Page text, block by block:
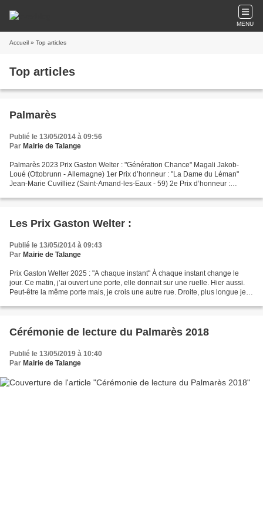
MENU
Accueil » Top articles
Top articles
Palmarès
Publié le 13/05/2014 à 09:56
Par Mairie de Talange
Palmarès 2023 Prix Gaston Welter : "Génération Chance" Magali Jakob-
Loué (Ottobrunn - Allemagne) 1er Prix d’honneur : "La Dame du Léman"
Jean-Marie Cuvilliez (Saint-Amand-les-Eaux - 59) 2e Prix d’honneur :
Les Prix Gaston Welter :
Publié le 13/05/2014 à 09:43
Par Mairie de Talange
Prix Gaston Welter 2025 : "A chaque instant" À chaque instant change le
jour. Ce matin, j’ai ouvert une porte, elle donnait sur une ruelle. Hier aussi.
Peut-être la même porte mais, je crois une autre rue. Droite, plus longue je
Cérémonie de lecture du Palmarès 2018
Publié le 13/05/2019 à 10:40
Par Mairie de Talange